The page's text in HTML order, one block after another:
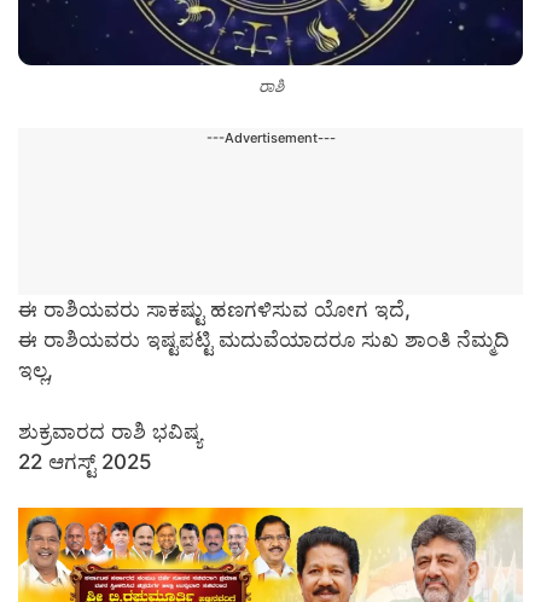
ರಾಶಿ
---Advertisement---
ಈ ರಾಶಿಯವರು ಸಾಕಷ್ಟು ಹಣಗಳಿಸುವ ಯೋಗ ಇದೆ,
ಈ ರಾಶಿಯವರು ಇಷ್ಟಪಟ್ಟಿ ಮದುವೆಯಾದರೂ ಸುಖ ಶಾಂತಿ ನೆಮ್ಮದಿ
ಇಲ್ಲ,
ಶುಕ್ರವಾರದ ರಾಶಿ ಭವಿಷ್ಯ
22 ಆಗಸ್ಟ್ 2025